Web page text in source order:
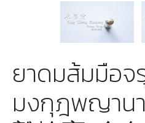
ยาดมส้มมือจ
มงกุฎพญาน